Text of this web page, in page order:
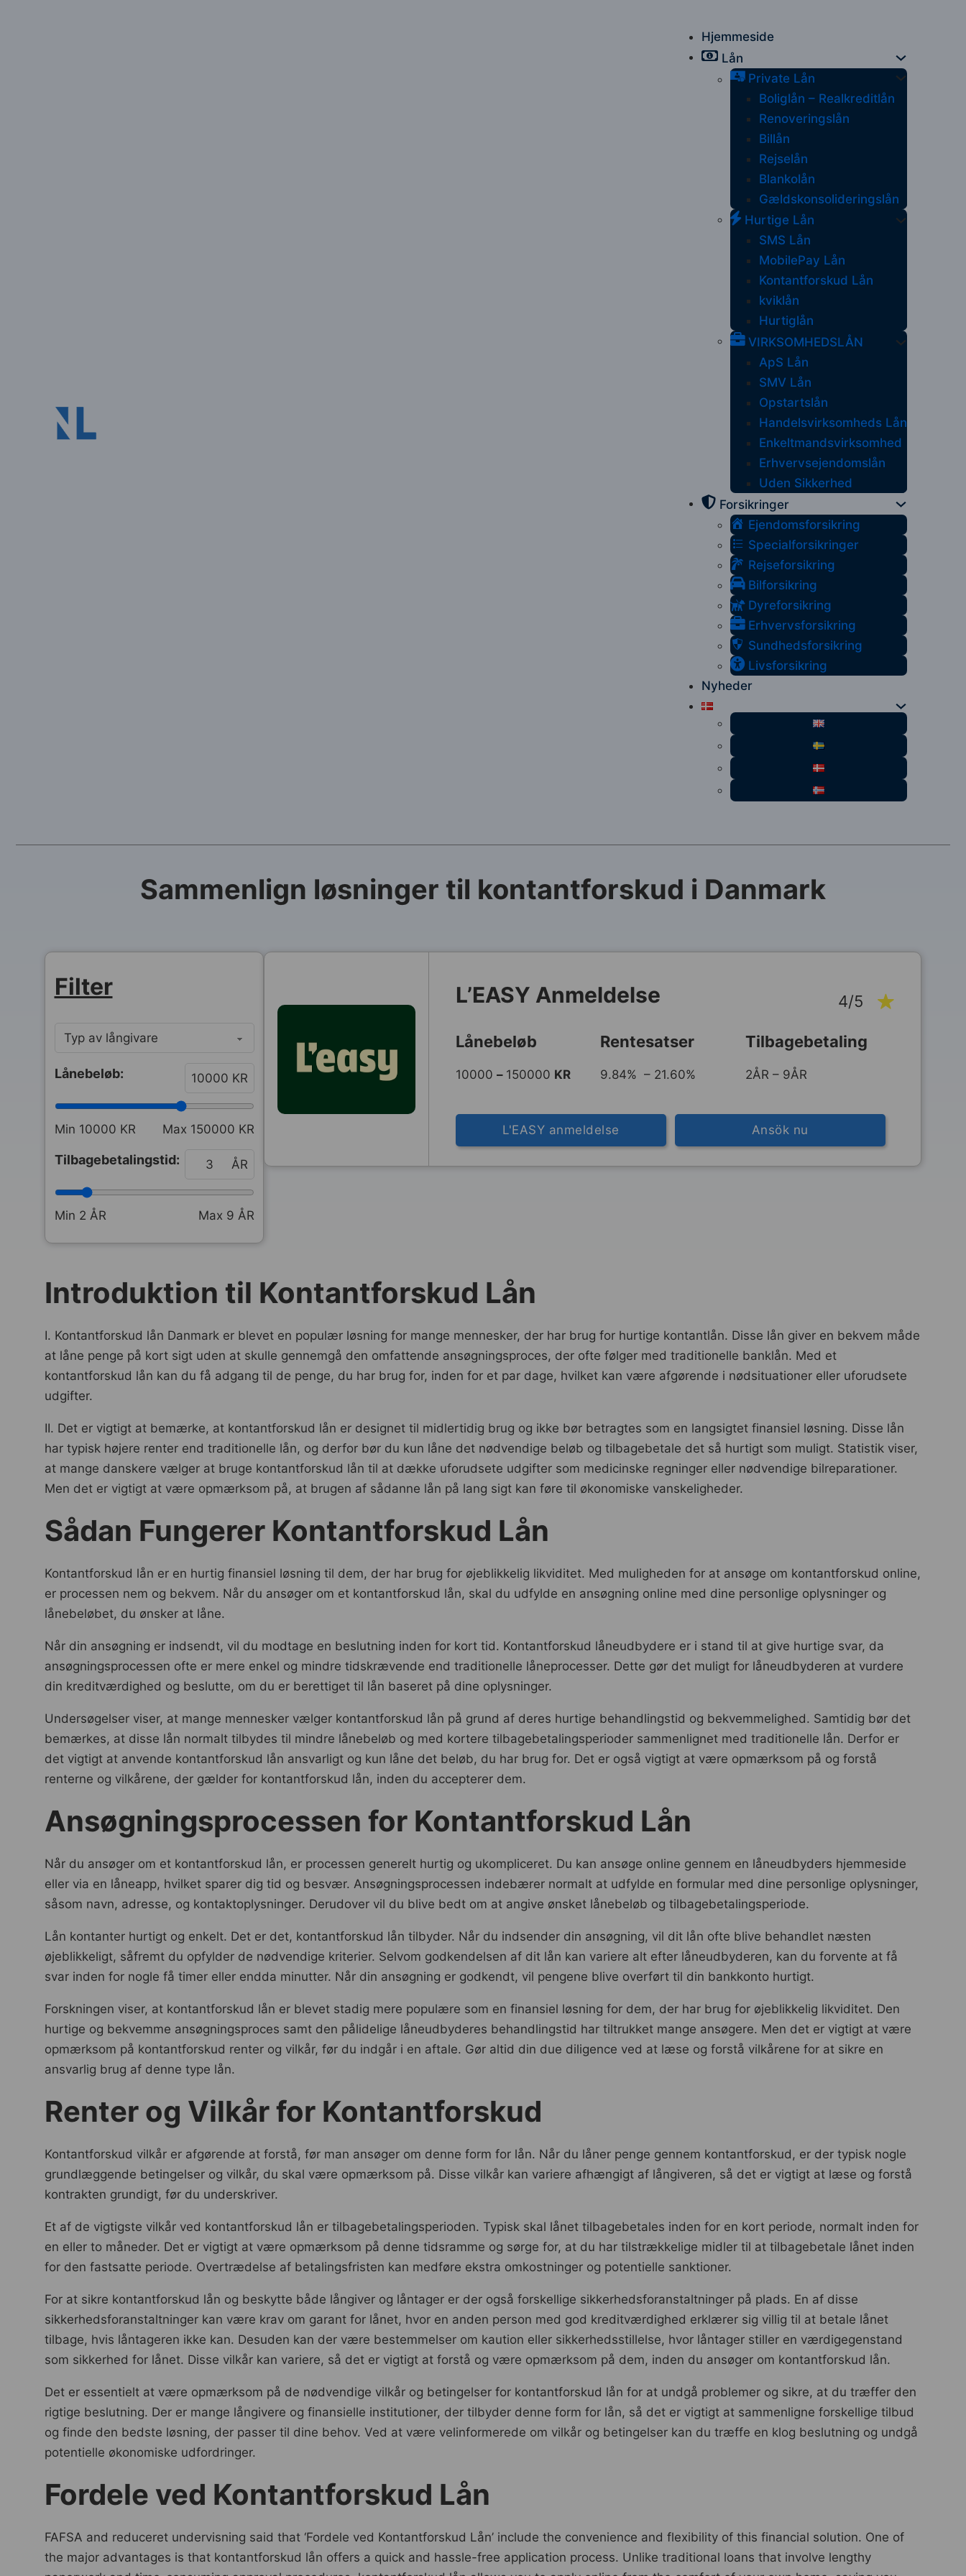
Hjemmeside
Lån
Private Lån
Boliglån – Realkreditlån
Renoveringslån
Billån
Rejselån
Blankolån
Gældskonsolideringslån
Hurtige Lån
SMS Lån
MobilePay Lån
Kontantforskud Lån
kviklån
Hurtiglån
VIRKSOMHEDSLÅN
ApS Lån
SMV Lån
Opstartslån
Handelsvirksomheds Lån
Enkeltmandsvirksomhed
Erhvervsejendomslån
Uden Sikkerhed
Forsikringer
Ejendomsforsikring
Specialforsikringer
Rejseforsikring
Bilforsikring
Dyreforsikring
Erhvervsforsikring
Sundhedsforsikring
Livsforsikring
Nyheder
Sammenlign løsninger til kontantforskud i Danmark
Filter
Lånebeløb: KR
Min 10000 KR Max 150000 KR
Tilbagebetalingstid: ÅR
Min 2 ÅR Max 9 ÅR
L’EASY Anmeldelse 4/5
Lånebeløb
10000 – 150000 KR
Rentesatser
9.84% – 21.60%
Tilbagebetaling
2ÅR – 9ÅR
L'EASY anmeldelse Ansök nu
Introduktion til Kontantforskud Lån
I. Kontantforskud lån Danmark er blevet en populær løsning for mange mennesker, der har brug for hurtige kontantlån. Disse lån giver en bekvem måde
at låne penge på kort sigt uden at skulle gennemgå den omfattende ansøgningsproces, der ofte følger med traditionelle banklån. Med et
kontantforskud lån kan du få adgang til de penge, du har brug for, inden for et par dage, hvilket kan være afgørende i nødsituationer eller uforudsete
udgifter.
II. Det er vigtigt at bemærke, at kontantforskud lån er designet til midlertidig brug og ikke bør betragtes som en langsigtet finansiel løsning. Disse lån
har typisk højere renter end traditionelle lån, og derfor bør du kun låne det nødvendige beløb og tilbagebetale det så hurtigt som muligt. Statistik viser,
at mange danskere vælger at bruge kontantforskud lån til at dække uforudsete udgifter som medicinske regninger eller nødvendige bilreparationer.
Men det er vigtigt at være opmærksom på, at brugen af sådanne lån på lang sigt kan føre til økonomiske vanskeligheder.
Sådan Fungerer Kontantforskud Lån
Kontantforskud lån er en hurtig finansiel løsning til dem, der har brug for øjeblikkelig likviditet. Med muligheden for at ansøge om kontantforskud online,
er processen nem og bekvem. Når du ansøger om et kontantforskud lån, skal du udfylde en ansøgning online med dine personlige oplysninger og
lånebeløbet, du ønsker at låne.
Når din ansøgning er indsendt, vil du modtage en beslutning inden for kort tid. Kontantforskud låneudbydere er i stand til at give hurtige svar, da
ansøgningsprocessen ofte er mere enkel og mindre tidskrævende end traditionelle låneprocesser. Dette gør det muligt for låneudbyderen at vurdere
din kreditværdighed og beslutte, om du er berettiget til lån baseret på dine oplysninger.
Undersøgelser viser, at mange mennesker vælger kontantforskud lån på grund af deres hurtige behandlingstid og bekvemmelighed. Samtidig bør det
bemærkes, at disse lån normalt tilbydes til mindre lånebeløb og med kortere tilbagebetalingsperioder sammenlignet med traditionelle lån. Derfor er
det vigtigt at anvende kontantforskud lån ansvarligt og kun låne det beløb, du har brug for. Det er også vigtigt at være opmærksom på og forstå
renterne og vilkårene, der gælder for kontantforskud lån, inden du accepterer dem.
Ansøgningsprocessen for Kontantforskud Lån
Når du ansøger om et kontantforskud lån, er processen generelt hurtig og ukompliceret. Du kan ansøge online gennem en låneudbyders hjemmeside
eller via en låneapp, hvilket sparer dig tid og besvær. Ansøgningsprocessen indebærer normalt at udfylde en formular med dine personlige oplysninger,
såsom navn, adresse, og kontaktoplysninger. Derudover vil du blive bedt om at angive ønsket lånebeløb og tilbagebetalingsperiode.
Lån kontanter hurtigt og enkelt. Det er det, kontantforskud lån tilbyder. Når du indsender din ansøgning, vil dit lån ofte blive behandlet næsten
øjeblikkeligt, såfremt du opfylder de nødvendige kriterier. Selvom godkendelsen af dit lån kan variere alt efter låneudbyderen, kan du forvente at få
svar inden for nogle få timer eller endda minutter. Når din ansøgning er godkendt, vil pengene blive overført til din bankkonto hurtigt.
Forskningen viser, at kontantforskud lån er blevet stadig mere populære som en finansiel løsning for dem, der har brug for øjeblikkelig likviditet. Den
hurtige og bekvemme ansøgningsproces samt den pålidelige låneudbyderes behandlingstid har tiltrukket mange ansøgere. Men det er vigtigt at være
opmærksom på kontantforskud renter og vilkår, før du indgår i en aftale. Gør altid din due diligence ved at læse og forstå vilkårene for at sikre en
ansvarlig brug af denne type lån.
Renter og Vilkår for Kontantforskud
Kontantforskud vilkår er afgørende at forstå, før man ansøger om denne form for lån. Når du låner penge gennem kontantforskud, er der typisk nogle
grundlæggende betingelser og vilkår, du skal være opmærksom på. Disse vilkår kan variere afhængigt af långiveren, så det er vigtigt at læse og forstå
kontrakten grundigt, før du underskriver.
Et af de vigtigste vilkår ved kontantforskud lån er tilbagebetalingsperioden. Typisk skal lånet tilbagebetales inden for en kort periode, normalt inden for
en eller to måneder. Det er vigtigt at være opmærksom på denne tidsramme og sørge for, at du har tilstrækkelige midler til at tilbagebetale lånet inden
for den fastsatte periode. Overtrædelse af betalingsfristen kan medføre ekstra omkostninger og potentielle sanktioner.
For at sikre kontantforskud lån og beskytte både långiver og låntager er der også forskellige sikkerhedsforanstaltninger på plads. En af disse
sikkerhedsforanstaltninger kan være krav om garant for lånet, hvor en anden person med god kreditværdighed erklærer sig villig til at betale lånet
tilbage, hvis låntageren ikke kan. Desuden kan der være bestemmelser om kaution eller sikkerhedsstillelse, hvor låntager stiller en værdigegenstand
som sikkerhed for lånet. Disse vilkår kan variere, så det er vigtigt at forstå og være opmærksom på dem, inden du ansøger om kontantforskud lån.
Det er essentielt at være opmærksom på de nødvendige vilkår og betingelser for kontantforskud lån for at undgå problemer og sikre, at du træffer den
rigtige beslutning. Der er mange långivere og finansielle institutioner, der tilbyder denne form for lån, så det er vigtigt at sammenligne forskellige tilbud
og finde den bedste løsning, der passer til dine behov. Ved at være velinformerede om vilkår og betingelser kan du træffe en klog beslutning og undgå
potentielle økonomiske udfordringer.
Fordele ved Kontantforskud Lån
FAFSA and reduceret undervisning said that ‘Fordele ved Kontantforskud Lån’ include the convenience and flexibility of this financial solution. One of
the major advantages is that kontantforskud lån offers a quick and hassle-free application process. Unlike traditional loans that involve lengthy